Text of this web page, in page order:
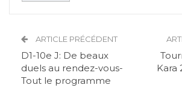
ARTICLE PRÉCÉDENT
D1-10e J: De beaux
duels au rendez-vous-
Tout le programme
Kara